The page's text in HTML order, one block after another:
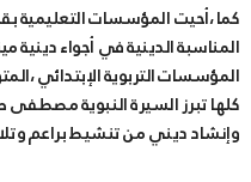
كما ،أحيت المؤسسات التعليمية
المناسبة الدينية في أجواء
المؤسسات التربوية الإبتدائي
كلها تبرز السيرة النبوية
وإنشاد ديني من تنشيط براعم